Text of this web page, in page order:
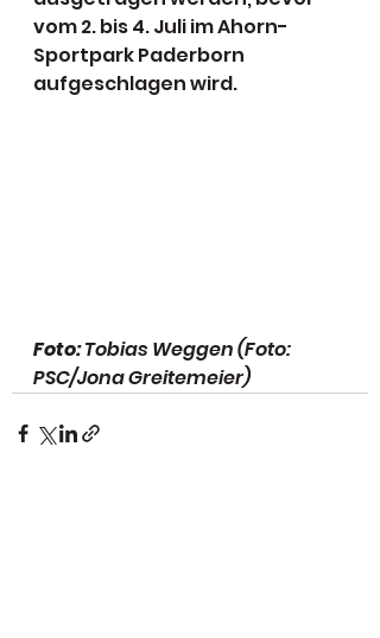
vom 2. bis 4. Juli im Ahorn-
Sportpark Paderborn
aufgeschlagen wird.
Foto: Tobias Weggen (Foto:
PSC/Jona Greitemeier)